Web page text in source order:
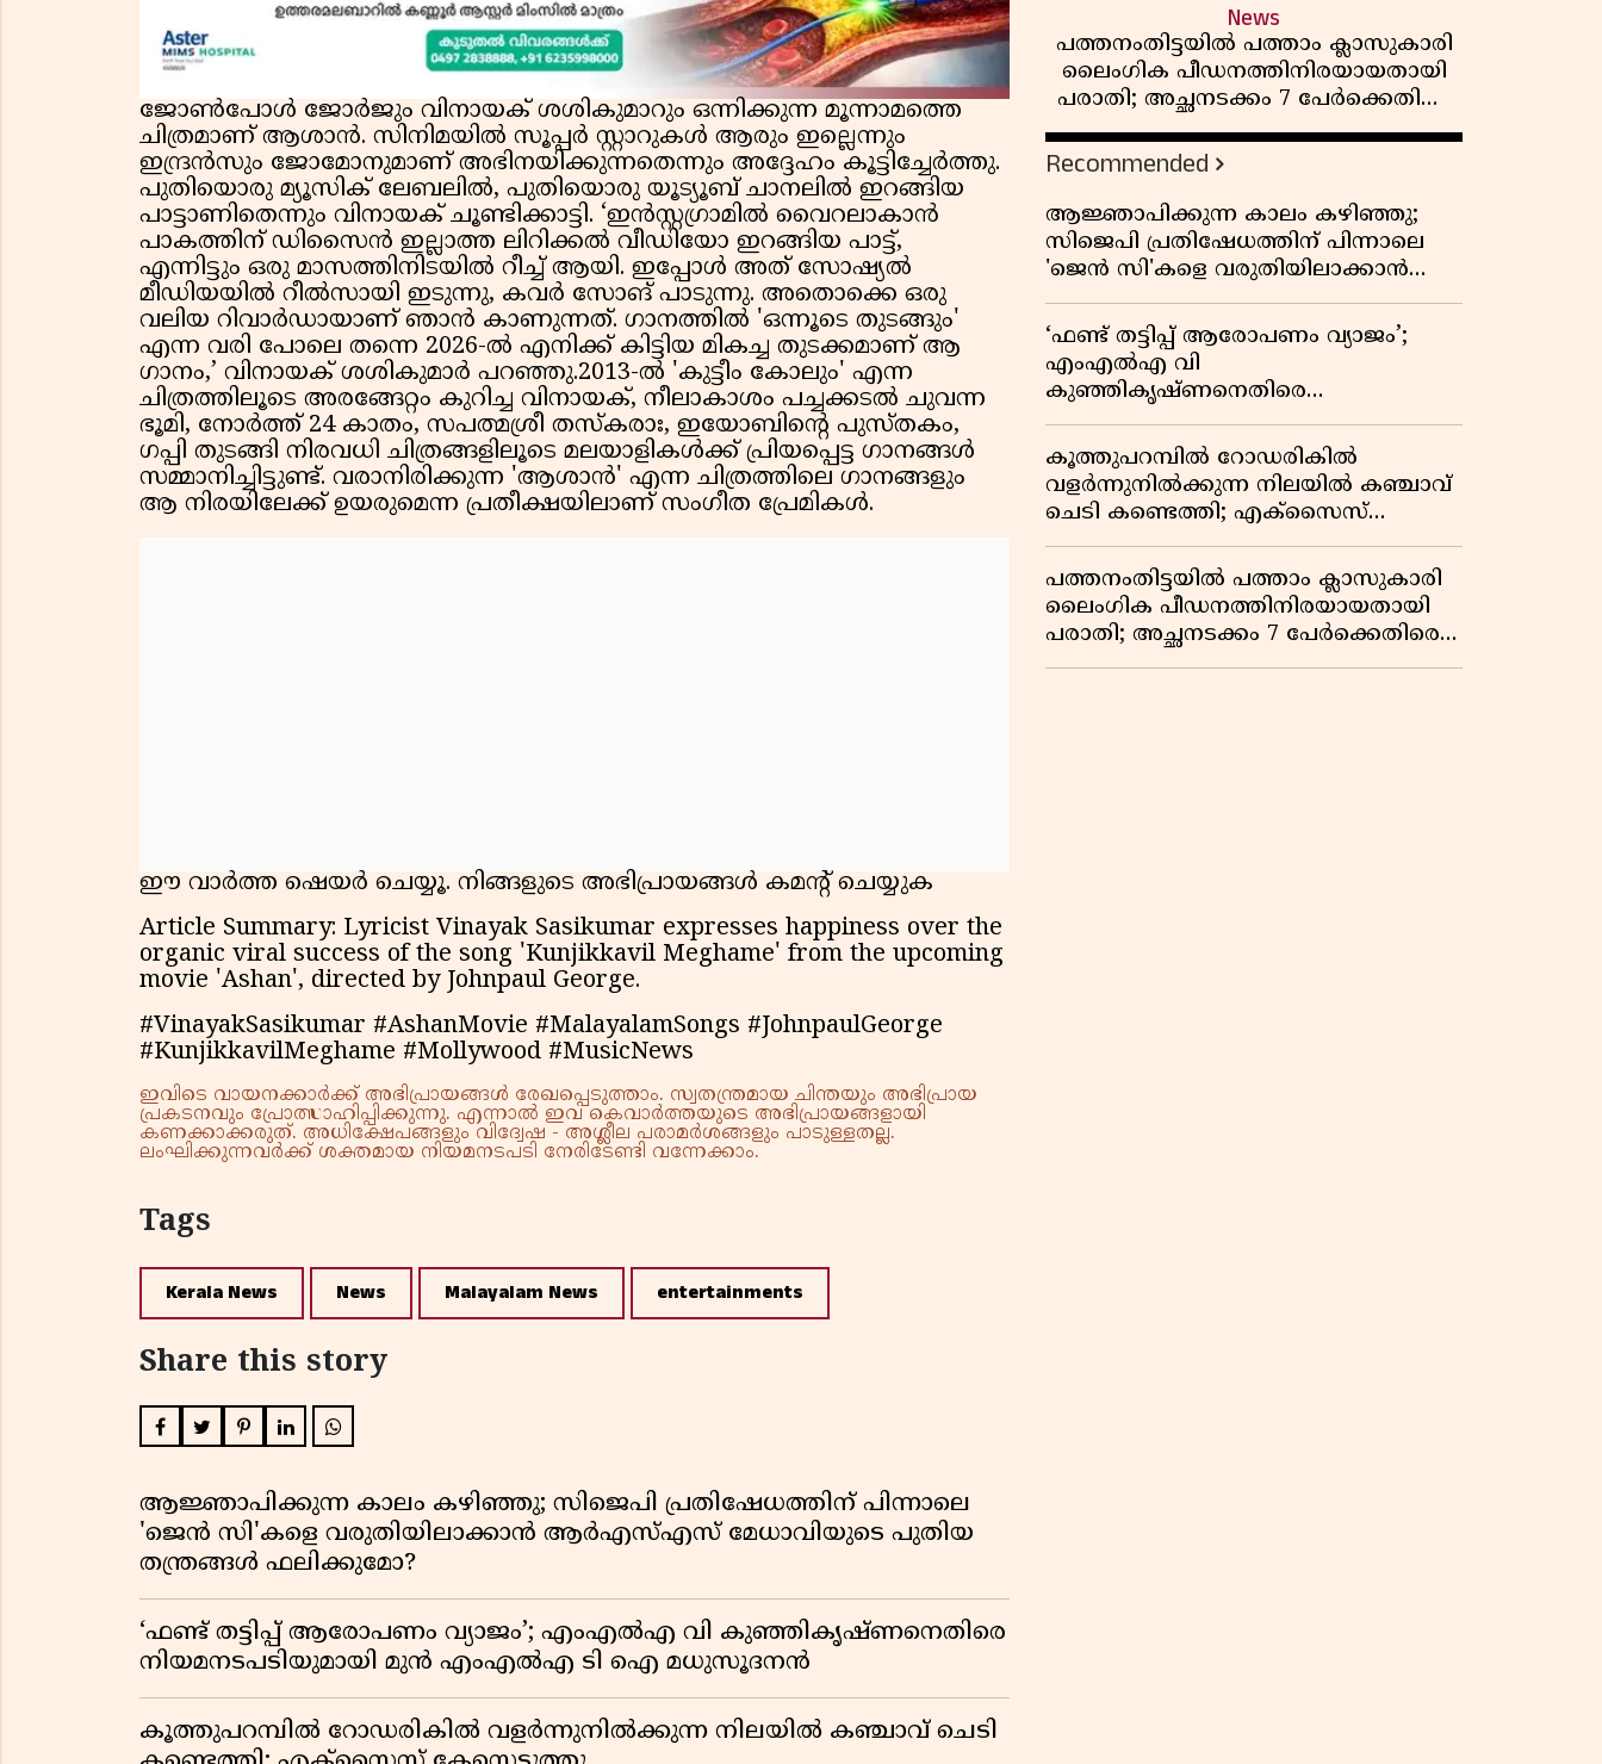
ജോൺപോൾ ജോർജും വിനായക് ശശികുമാറും ഒന്നിക്കുന്ന മൂന്നാമത്തെ
ചിത്രമാണ് ആശാൻ. സിനിമയിൽ സൂപ്പർ സ്റ്റാറുകൾ ആരും ഇല്ലെന്നും
ഇന്ദ്രൻസും ജോമോനുമാണ് അഭിനയിക്കുന്നതെന്നും അദ്ദേഹം കൂട്ടിച്ചേർത്തു.
പുതിയൊരു മ്യൂസിക് ലേബലിൽ, പുതിയൊരു യൂട്യൂബ് ചാനലിൽ ഇറങ്ങിയ
പാട്ടാണിതെന്നും വിനായക് ചൂണ്ടിക്കാട്ടി. ‘ഇൻസ്റ്റഗ്രാമിൽ വൈറലാകാൻ
പാകത്തിന് ഡിസൈൻ ഇല്ലാത്ത ലിറിക്കൽ വീഡിയോ ഇറങ്ങിയ പാട്ട്,
എന്നിട്ടും ഒരു മാസത്തിനിടയിൽ റീച്ച് ആയി. ഇപ്പോൾ അത് സോഷ്യൽ
മീഡിയയിൽ റീൽസായി ഇടുന്നു, കവർ സോങ് പാടുന്നു. അതൊക്കെ ഒരു
വലിയ റിവാർഡായാണ് ഞാൻ കാണുന്നത്. ഗാനത്തിൽ 'ഒന്നൂടെ തുടങ്ങും'
എന്ന വരി പോലെ തന്നെ 2026-ൽ എനിക്ക് കിട്ടിയ മികച്ച തുടക്കമാണ് ആ
ഗാനം,’ വിനായക് ശശികുമാർ പറഞ്ഞു.2013-ൽ 'കുട്ടീം കോലും' എന്ന
ചിത്രത്തിലൂടെ അരങ്ങേറ്റം കുറിച്ച വിനായക്, നീലാകാശം പച്ചക്കടൽ ചുവന്ന
ഭൂമി, നോർത്ത് 24 കാതം, സപത്മശ്രീ തസ്കരാഃ, ഇയോബിന്റെ പുസ്തകം,
ഗപ്പി തുടങ്ങി നിരവധി ചിത്രങ്ങളിലൂടെ മലയാളികൾക്ക് പ്രിയപ്പെട്ട ഗാനങ്ങൾ
സമ്മാനിച്ചിട്ടുണ്ട്. വരാനിരിക്കുന്ന 'ആശാൻ' എന്ന ചിത്രത്തിലെ ഗാനങ്ങളും
ആ നിരയിലേക്ക് ഉയരുമെന്ന പ്രതീക്ഷയിലാണ് സംഗീത പ്രേമികൾ.
ഈ വാർത്ത ഷെയർ ചെയ്യൂ. നിങ്ങളുടെ അഭിപ്രായങ്ങൾ കമൻ്റ് ചെയ്യുക
Article Summary: Lyricist Vinayak Sasikumar expresses happiness over the
organic viral success of the song 'Kunjikkavil Meghame' from the upcoming
movie 'Ashan', directed by Johnpaul George.
#VinayakSasikumar #AshanMovie #MalayalamSongs #JohnpaulGeorge
#KunjikkavilMeghame #Mollywood #MusicNews
ഇവിടെ വായനക്കാർക്ക് അഭിപ്രായങ്ങൾ രേഖപ്പെടുത്താം. സ്വതന്ത്രമായ ചിന്തയും അഭിപ്രായ
പ്രകടനവും പ്രോത്സാഹിപ്പിക്കുന്നു. എന്നാൽ ഇവ കെവാർത്തയുടെ അഭിപ്രായങ്ങളായി
കണക്കാക്കരുത്. അധിക്ഷേപങ്ങളും വിദ്വേഷ - അശ്ലീല പരാമർശങ്ങളും പാടുള്ളതല്ല.
ലംഘിക്കുന്നവർക്ക് ശക്തമായ നിയമനടപടി നേരിടേണ്ടി വന്നേക്കാം.
Tags
Kerala News News Malayalam News entertainments
Share this story
ആജ്ഞാപിക്കുന്ന കാലം കഴിഞ്ഞു; സിജെപി പ്രതിഷേധത്തിന് പിന്നാലെ
'ജെൻ സി'കളെ വരുതിയിലാക്കാൻ ആർഎസ്എസ് മേധാവിയുടെ പുതിയ
തന്ത്രങ്ങൾ ഫലിക്കുമോ?
‘ഫണ്ട് തട്ടിപ്പ് ആരോപണം വ്യാജം’; എംഎൽഎ വി കുഞ്ഞികൃഷ്ണനെതിരെ
നിയമനടപടിയുമായി മുൻ എംഎൽഎ ടി ഐ മധുസൂദനൻ
കൂത്തുപറമ്പിൽ റോഡരികിൽ വളർന്നുനിൽക്കുന്ന നിലയിൽ കഞ്ചാവ് ചെടി
News
പത്തനംതിട്ടയിൽ പത്താം ക്ലാസുകാരി
ലൈംഗിക പീഡനത്തിനിരയായതായി
പരാതി; അച്ഛനടക്കം 7 പേർക്കെതിരെ
കേസ്, രണ്ടുപേർ അറസ്റ്റിൽ
Recommended
ആജ്ഞാപിക്കുന്ന കാലം കഴിഞ്ഞു;
സിജെപി പ്രതിഷേധത്തിന് പിന്നാലെ
'ജെൻ സി'കളെ വരുതിയിലാക്കാൻ
ആർഎസ്എസ് മേധാവിയുടെ പുതിയ
തന്ത്രങ്ങൾ ഫലിക്കുമോ?
‘ഫണ്ട് തട്ടിപ്പ് ആരോപണം വ്യാജം’;
എംഎൽഎ വി
കുഞ്ഞികൃഷ്ണനെതിരെ
നിയമനടപടിയുമായി മുൻ എംഎൽഎ
ടി ഐ മധുസൂദനൻ
കൂത്തുപറമ്പിൽ റോഡരികിൽ
വളർന്നുനിൽക്കുന്ന നിലയിൽ കഞ്ചാവ്
ചെടി കണ്ടെത്തി; എക്സൈസ്
കേസെടുത്തു
പത്തനംതിട്ടയിൽ പത്താം ക്ലാസുകാരി
ലൈംഗിക പീഡനത്തിനിരയായതായി
പരാതി; അച്ഛനടക്കം 7 പേർക്കെതിരെ
കേസ്, രണ്ടുപേർ അറസ്റ്റിൽ